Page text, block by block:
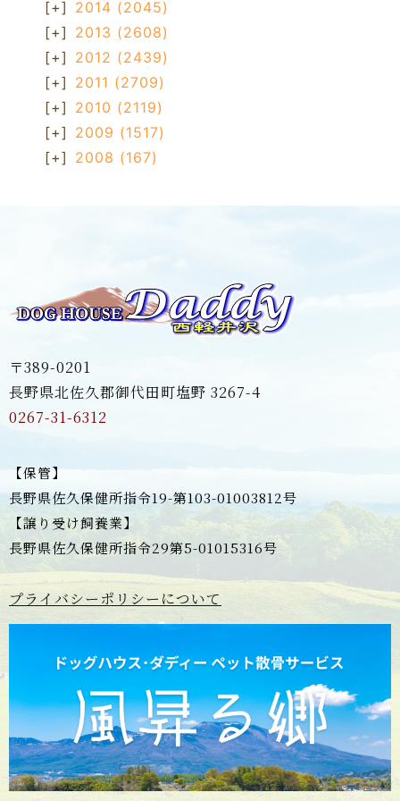
[+] 2014 (2045)
[+] 2013 (2608)
[+] 2012 (2439)
[+] 2011 (2709)
[+] 2010 (2119)
[+] 2009 (1517)
[+] 2008 (167)
〒389-0201
長野県北佐久郡御代田町塩野 3267-4
0267-31-6312
【保管】
長野県佐久保健所指令19-第103-01003812号
【譲り受け飼養業】
長野県佐久保健所指令29第5-01015316号
プライバシーポリシーについて